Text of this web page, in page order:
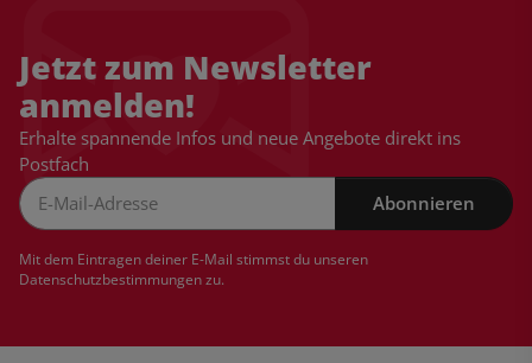
Jetzt zum Newsletter
anmelden!
Erhalte spannende Infos und neue Angebote direkt ins
Postfach
Abonnieren
Mit dem Eintragen deiner E-Mail stimmst du unseren
Datenschutzbestimmungenzu.